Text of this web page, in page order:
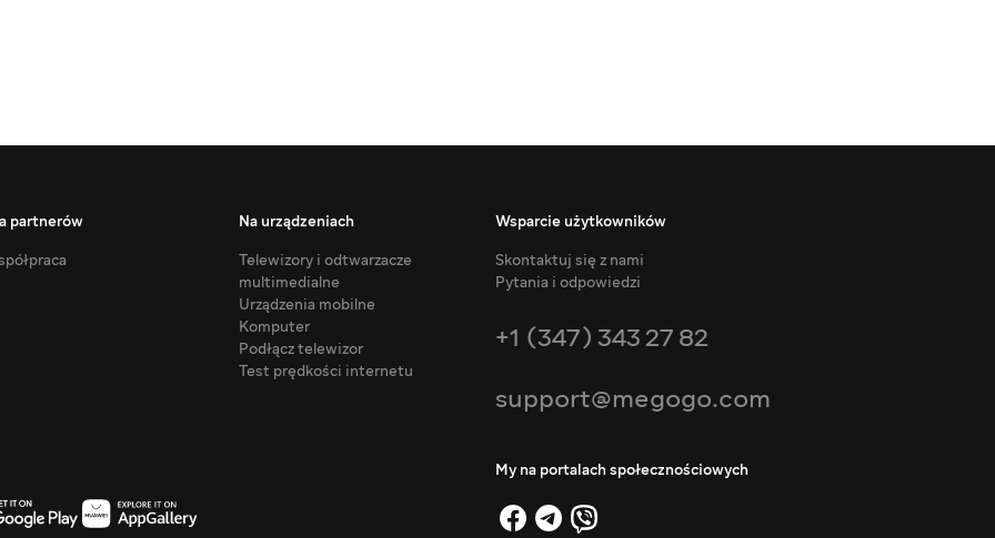
partnerów
Na urządzeniach
Telewizory i odtwarzacze
multimedialne
Urządzenia mobilne
Komputer
Podłącz telewizor
Test prędkości internetu
Wsparcie użytkowników
Skontaktuj się z nami
Pytania i odpowiedzi
+1 (347) 343 27 82
support@megogo.com
My na portalach społecznościowych